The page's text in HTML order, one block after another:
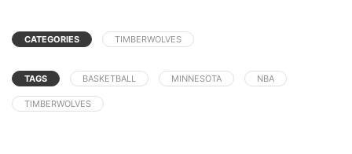
CATEGORIES TIMBERWOLVES
TAGS BASKETBALL MINNESOTA NBA
TIMBERWOLVES